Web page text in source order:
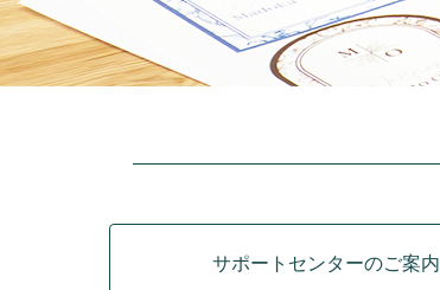
サポートセンターのご案内